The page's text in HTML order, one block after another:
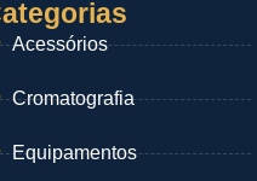
Acessórios
Cromatografia
Equipamentos